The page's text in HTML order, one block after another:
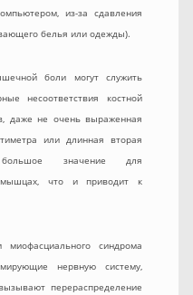
из-за сдавления
белья или одежды).
боли могут служить
несоответствия костной
даже не очень выраженная
или длинная вторая
значение для
мышцах, что и приводит к
синдрома
нервную систему,
перераспределение